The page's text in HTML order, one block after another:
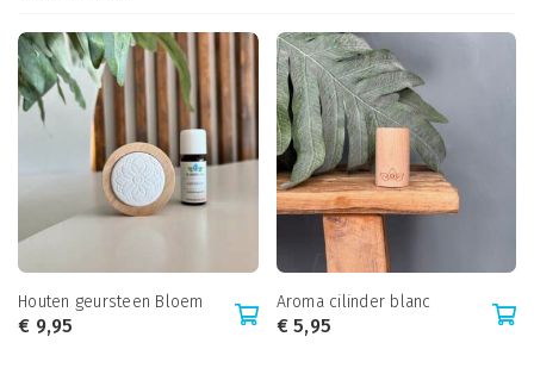
Houten geursteen Bloem
€ 9,95
Aroma cilinder blanc
€5,95